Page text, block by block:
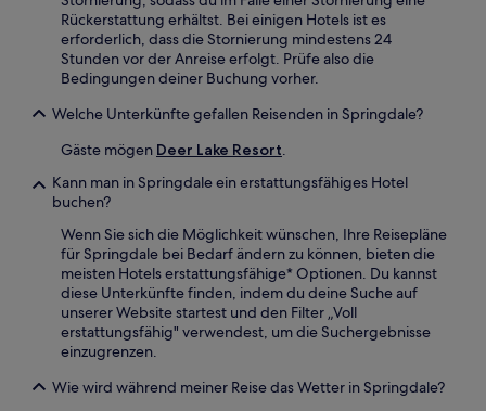
Rückerstattung erhältst. Bei einigen Hotels ist es
erforderlich, dass die Stornierung mindestens 24
Stunden vor der Anreise erfolgt. Prüfe also die
Bedingungen deiner Buchung vorher.
Welche Unterkünfte gefallen Reisenden in Springdale?
Gäste mögen Deer Lake Resort.
Kann man in Springdale ein erstattungsfähiges Hotel
buchen?
Wenn Sie sich die Möglichkeit wünschen, Ihre Reisepläne
für Springdale bei Bedarf ändern zu können, bieten die
meisten Hotels erstattungsfähige* Optionen. Du kannst
diese Unterkünfte finden, indem du deine Suche auf
unserer Website startest und den Filter „Voll
erstattungsfähig" verwendest, um die Suchergebnisse
einzugrenzen.
Wie wird während meiner Reise das Wetter in Springdale?